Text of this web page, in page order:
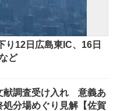
12日広島東IC、16日
ど
献調査受け入れ 意義あ
処分場めぐり見解【佐賀